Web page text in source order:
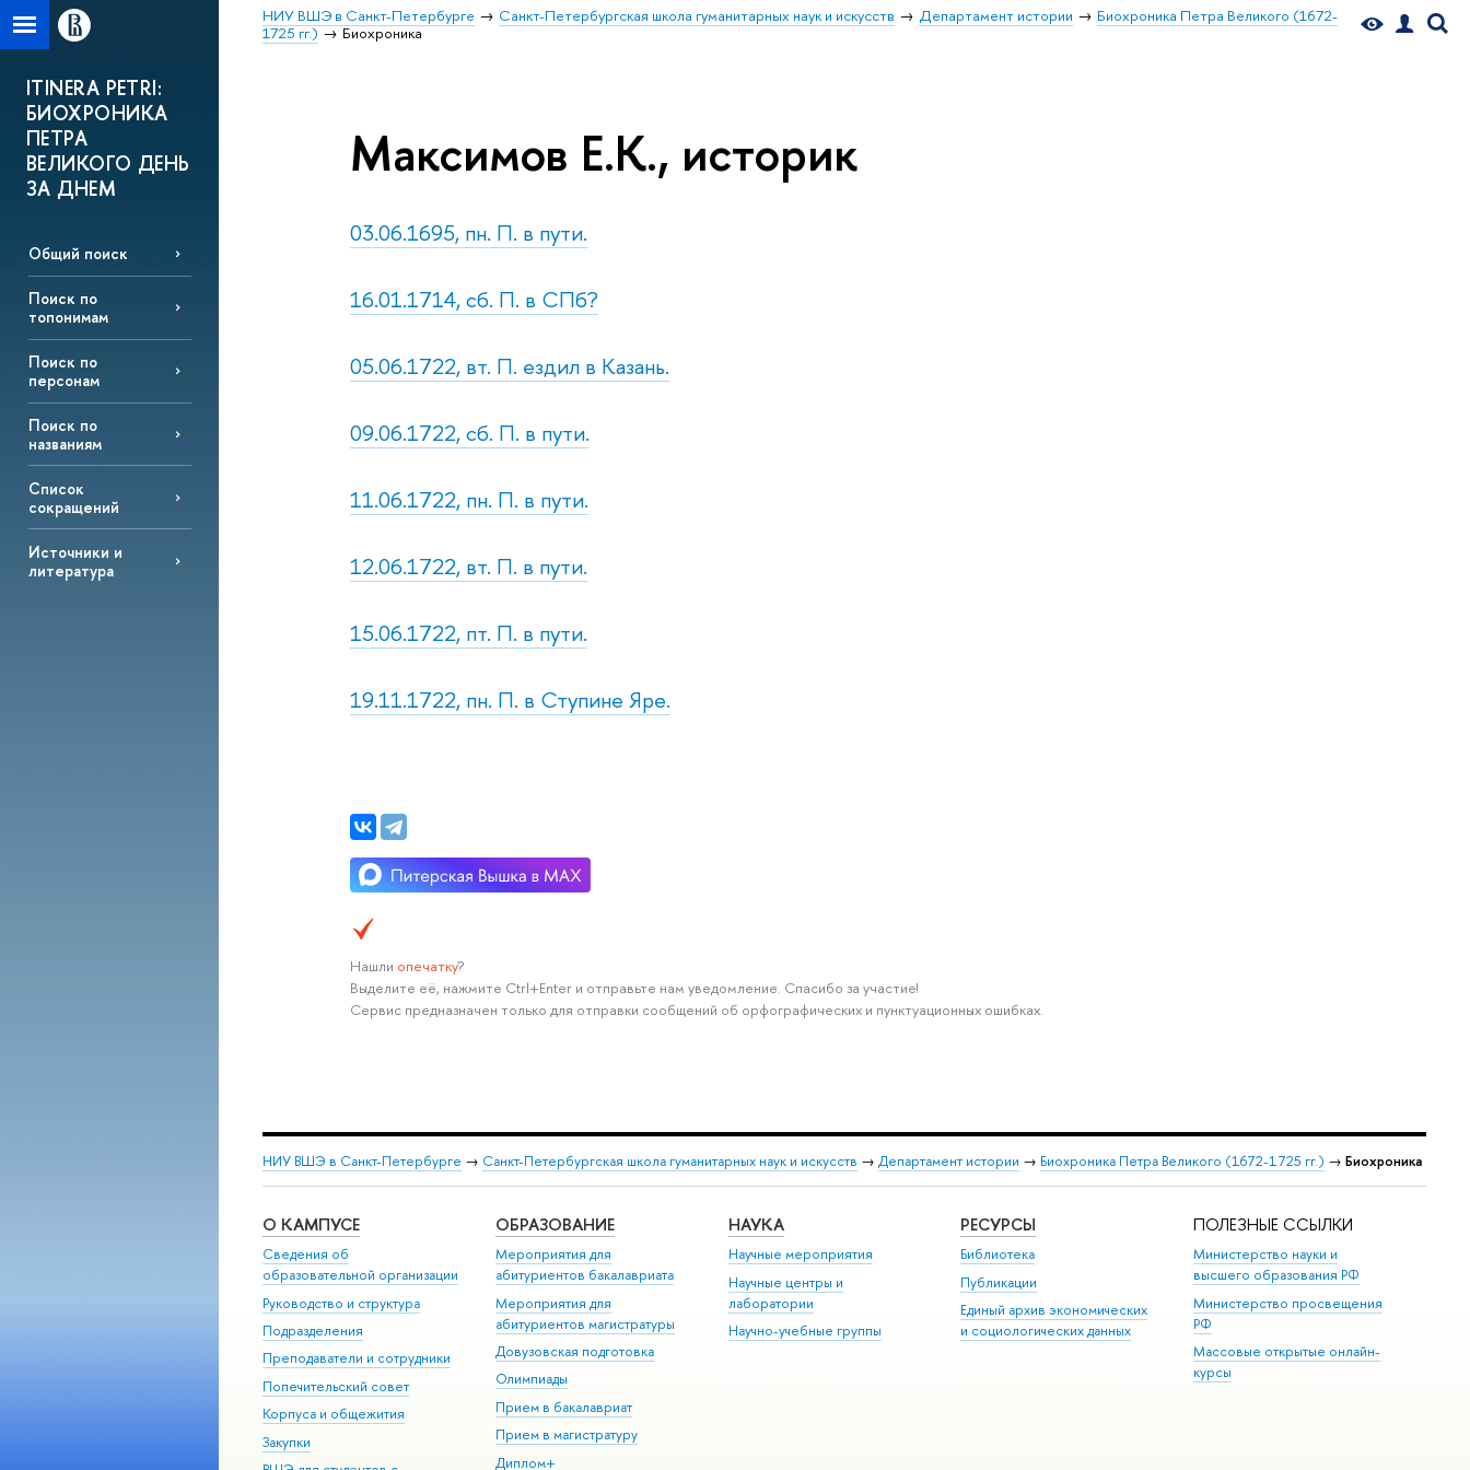
НИУ ВШЭ в Санкт-Петербурге Санкт-Петербургская школа гуманитарных наук и искусств Департамент истории
Биохроника Петра Великого (1672-
1725 гг.)
Биохроника
ITINERA PETRI:
БИОХРОНИКА
ПЕТРА
ВЕЛИКОГО ДЕНЬ
ЗА ДНЕМ
Общий поиск
Поиск по
топонимам
Поиск по
персонам
Поиск по
названиям
Список
сокращений
Источники и
литература
Максимов Е.К., историк
03.06.1695, пн. П. в пути.
16.01.1714, сб. П. в СПб?
05.06.1722, вт. П. ездил в Казань.
09.06.1722, сб. П. в пути.
11.06.1722, пн. П. в пути.
12.06.1722, вт. П. в пути.
15.06.1722, пт. П. в пути.
19.11.1722, пн. П. в Ступине Яре.
Нашли опечатку?
Выделите её, нажмите Ctrl+Enter и отправьте нам уведомление. Спасибо за участие!
Сервис предназначен только для отправки сообщений об орфографических и пунктуационных ошибках.
НИУ ВШЭ в Санкт-Петербурге → Санкт-Петербургская школа гуманитарных наук и искусств → Департамент истории → Биохроника Петра Великого (1672-1725 гг.) → Биохроника
О КАМПУСЕ
Сведения об
образовательной организации
Руководство и структура
Подразделения
Преподаватели и сотрудники
Попечительский совет
Корпуса и общежития
Закупки
ОБРАЗОВАНИЕ
Мероприятия для
абитуриентов бакалавриата
Мероприятия для
абитуриентов магистратуры
Довузовская подготовка
Олимпиады
Прием в бакалавриат
Прием в магистратуру
Диплом+
НАУКА
Научные мероприятия
Научные центры и
лаборатории
Научно-учебные группы
РЕСУРСЫ
Библиотека
Публикации
Единый архив экономических
и социологических данных
ПОЛЕЗНЫЕ ССЫЛКИ
Министерство науки и
высшего образования РФ
Министерство просвещения
РФ
Массовые открытые онлайн-
курсы